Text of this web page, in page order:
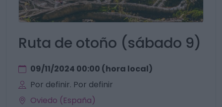
Ruta de otoño (sábado 9)
09/11/2024 00:00 (hora local)
Por definir. Por definir
Oviedo (España)